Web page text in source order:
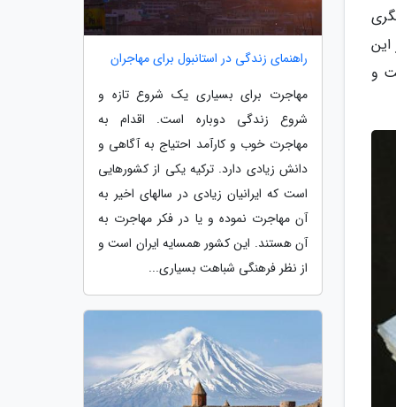
و
راهنمای زندگی در استانبول برای مهاجران
مهاجرت برای بسیاری یک شروع تازه و
شروع زندگی دوباره است. اقدام به
مهاجرت خوب و کارآمد احتیاج به آگاهی و
دانش زیادی دارد. ترکیه یکی از کشورهایی
است که ایرانیان زیادی در سالهای اخیر به
آن مهاجرت نموده و یا در فکر مهاجرت به
آن هستند. این کشور همسایه ایران است و
از نظر فرهنگی شباهت بسیاری...